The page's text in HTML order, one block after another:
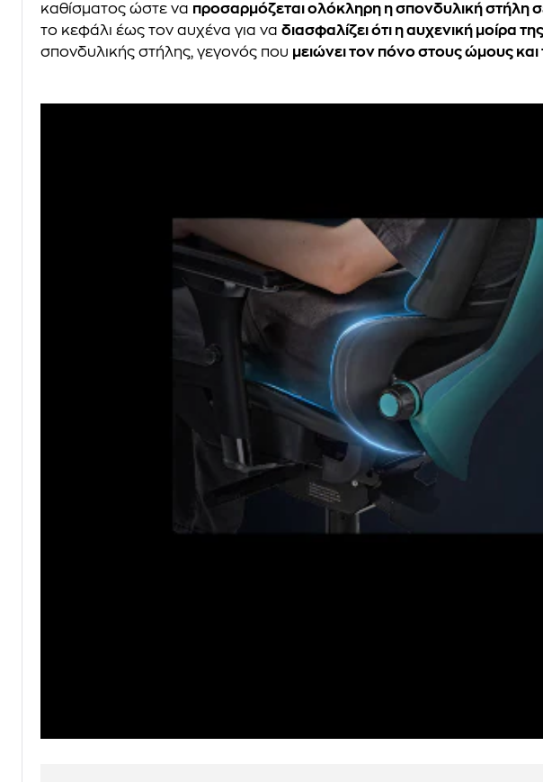
καθίσματος ώστε να προσαρμόζεται ολόκληρη η σπονδυλική στήλη
το κεφάλι έως τον αυχένα για να διασφαλίζει ότι η αυχενική μοίρα
σπονδυλικής στήλης, γεγονός που μειώνει τον πόνο στους ώμους